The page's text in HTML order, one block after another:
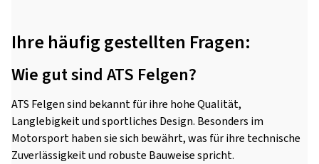
Ihre häufig gestellten Fragen:
Wie gut sind ATS Felgen?
ATS Felgen sind bekannt für ihre hohe Qualität,
Langlebigkeit und sportliches Design. Besonders im
Motorsport haben sie sich bewährt, was für ihre technische
Zuverlässigkeit und robuste Bauweise spricht.